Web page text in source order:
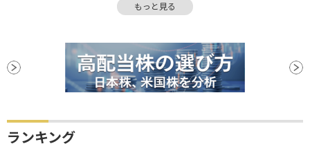
前場 年初来高値
金融政策決定会合 決算
後場
材料
上場 前引け 底 続落
安値
もっと見る
ランキング